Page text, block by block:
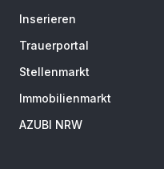
Inserieren
Trauerportal
Stellenmarkt
Immobilienmarkt
AZUBI NRW